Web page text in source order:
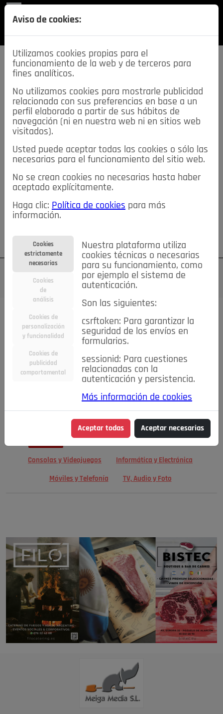
SECCIONES
descarga esta
REVISTA
≡NOTICIAS
NOTICIAS SERVICIOS DE INTERÉS
TABLÓN DE ANUNCIOS MIS ANUNCIOS CONTACTO
NOSOTROS
Su cuenta Regístrese ¿Olvidó su contraseña?
TODAS Deporte Bicicletas Deportes y Ocio
Electrodomésticos
Niños y Bebés Inmobiliaria Construcción y Reformas
Moda Accesorios Ropa Motor
Motor y Accesorios Motos Ocio
Cine, Libros y Música Coleccionismo Otros Otros
Consolas y Videojuegos Informática y Electrónica
Móviles y Telefonía TV, Audio y Foto
Aviso de cookies:
Utilizamos cookies propias para el
funcionamiento de la web y de terceros para
fines analíticos.
No utilizamos cookies para mostrarle publicidad
relacionada con sus preferencias en base a un
perfil elaborado a partir de sus hábitos de
navegación (ni en nuestra web ni en sitios web
visitados).
Usted puede aceptar todas las cookies o sólo las
necesarias para el funcionamiento del sitio web.
No se crean cookies no necesarias hasta haber
aceptado explícitamente.
Haga clic: Política de cookies para más
información.
Cookies
estrictamente
necesarias
Cookies
de
análisis
Cookies de
personalización
y funcionalidad
Cookies de
publicidad
comportamental
Nuestra plataforma utiliza
cookies técnicas o necesarias
para su funcionamiento, como
por ejemplo el sistema de
autenticación.
Son las siguientes:
csrftoken: Para garantizar la
seguridad de los envíos en
formularios.
sessionid: Para cuestiones
relacionadas con la
autenticación y persistencia.
Más información de cookies
Aceptar todas Aceptar necesarias